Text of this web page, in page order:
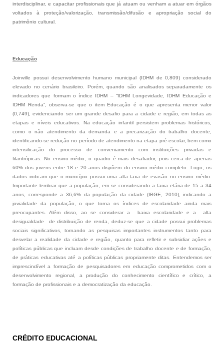
interdisciplinar, e capacitar profissionais que já atuam ou venham a atuar em órgãos
voltados à proteção/valorização, transmissão/difusão e apropriação social do
patrimônio cultural.
Educação
Joinville possui desenvolvimento humano municipal (IDHM de 0,809) considerado
elevado no cenário brasileiro. Porém, quando são analisados separadamente os
indicadores que formam o índice IDHM – “IDHM Longevidade, IDHM Educação e
IDHM Renda”, observa-se que o item Educação é o que apresenta menor valor
(0,749), evidenciando ser um grande desafio para a cidade e região, em todas as
etapas e níveis educativos. Na educação infantil persistem problemas históricos,
como o não atendimento da demanda e a precarização do trabalho docente,
identificando-se redução no período de atendimento na etapa pré-escolar, bem como
intensificação do processo de conveniamento com instituições privadas e
filantrópicas. No ensino médio, o quadro é mais desafiador, pois cerca de apenas
60% dos jovens entre 18 e 20 anos dispõem do ensino médio completo. Logo, os
dados indicam que o município possui uma alta taxa de evasão no ensino médio.
Importante lembrar que a população, em se considerando a faixa etária de 15 a 34
anos, corresponde a 36,6% da população da cidade (IBGE, 2010), indicando a
jovialidade da população, o que torna os índices de escolaridade ainda mais
preocupantes. Além disso, ao se considerar a baixa escolaridade e a alta
desigualdade de distribuição de renda, deduz-se que a cidade possui problemas
sociais significativos, tornando as pesquisas importantes instrumentos tanto para
desvelar a realidade da cidade e região, quanto para refletir e subsidiar ações e
políticas públicas que incluam desde condições de trabalho docente e de formação,
de práticas educativas até a políticas públicas propriamente ditas. Entendemos ser
imprescindível a formação de pesquisadores em educação comprometidos com o
desenvolvimento regional, a produção do conhecimento científico e crítico, a
formação de profissionais e a democratização da educação.
CRÉDITO EDUCACIONAL